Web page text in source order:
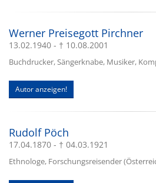
Werner Preisegott Pirchner
13.02.1940 - † 10.08.2001
Buchdrucker, Sängerknabe, Musiker,
Autor anzeigen!
Rudolf Pöch
17.04.1870 - † 04.03.1921
Ethnologe, Forschungsreisender